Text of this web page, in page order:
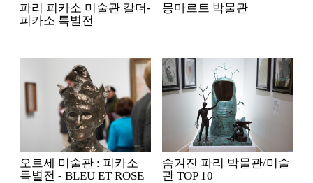
파리 피카소 미술관 칼더-
피카소 특별전
몽마르트 박물관
오르세 미술관 : 피카소
특별전 - BLEU ET ROSE
숨겨진 파리 박물관/미술
관 TOP 10